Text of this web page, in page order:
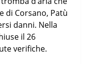
di Corsano, Patù
danni. Nella
il 26
verifiche.